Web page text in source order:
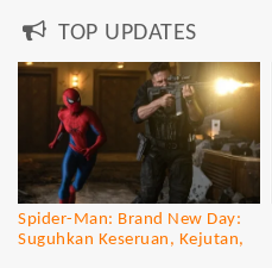
TOP UPDATES
Spider-Man: Brand New Day:
Suguhkan Keseruan, Kejutan,